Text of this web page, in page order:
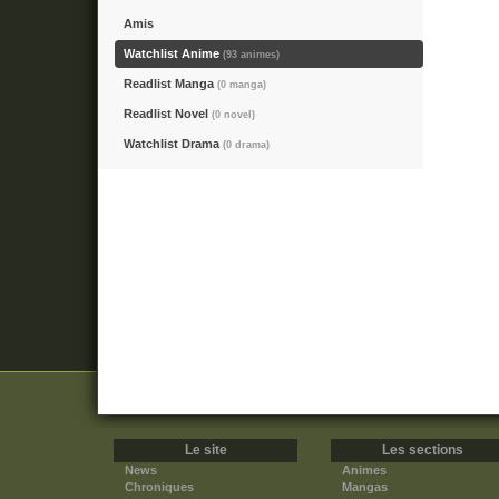
Amis
Watchlist Anime (93 animes)
Readlist Manga (0 manga)
Readlist Novel (0 novel)
Watchlist Drama (0 drama)
Le site
News
Chroniques
Les sections
Animes
Mangas